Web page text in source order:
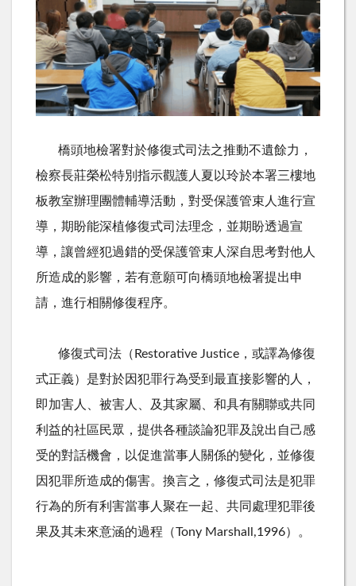
橋頭地檢署對於修復式司法之推動不遺餘力，
檢察長莊榮松特別指示觀護人夏以玲於本署三樓地
板教室辦理團體輔導活動，對受保護管束人進行宣
導，期盼能深植修復式司法理念，並期盼透過宣
導，讓曾經犯過錯的受保護管束人深自思考對他人
所造成的影響，若有意願可向橋頭地檢署提出申
請，進行相關修復程序。
修復式司法（ Restorative Justice，或譯為修復
式正義）是對於因犯罪行為受到最直接影響的人，
即加害人、被害人、及其家屬、和具有關聯或共同
利益的社區民眾，提供各種談論犯罪及說出自己感
受的對話機會，以促進當事人關係的變化，並修復
因犯罪所造成的傷害。換言之，修復式司法是犯罪
行為的所有利害當事人聚在一起、共同處理犯罪後
果及其未來意涵的過程（Tony Marshall,1996）。